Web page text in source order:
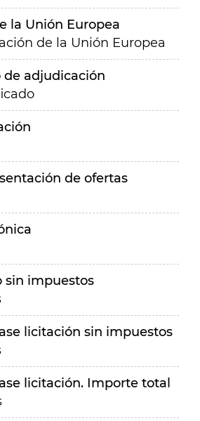
la Unión Europea
de la Unión Europea
adjudicación
de ofertas
sin impuestos
licitación sin impuestos
licitación. Importe total